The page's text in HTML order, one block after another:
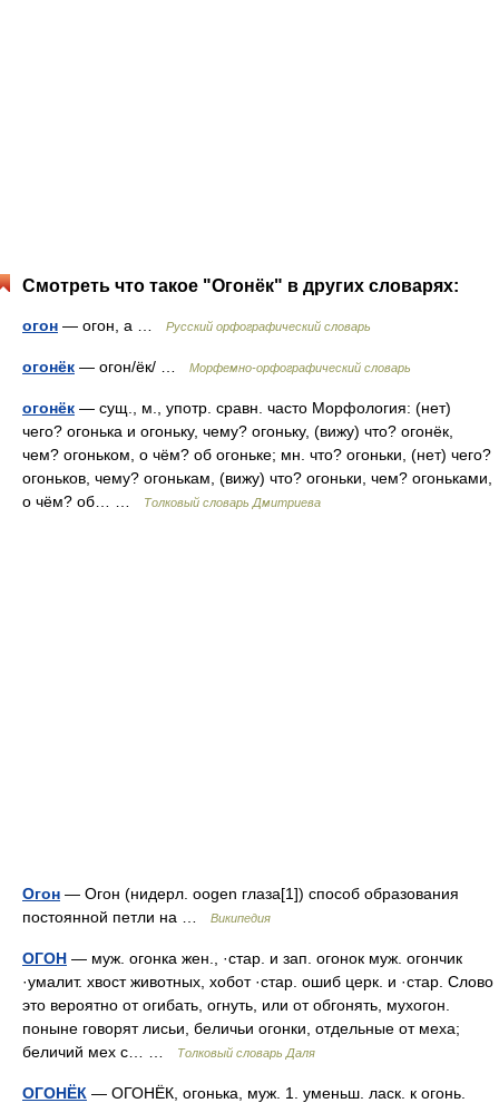
Смотреть что такое "Огонёк" в других словарях:
огон — огон, а … Русский орфографический словарь
огонёк — огон/ёк/ … Морфемно-орфографический словарь
огонёк — сущ., м., употр. сравн. часто Морфология: (нет)
чего? огонька и огоньку, чему? огоньку, (вижу) что? огонёк,
чем? огоньком, о чём? об огоньке; мн. что? огоньки, (нет) чего?
огоньков, чему? огонькам, (вижу) что? огоньки, чем? огоньками,
о чём? об… …
Толковый словарь Дмитриева
Огон — Огон (нидерл. oogen глаза[1]) способ образования
постоянной петли на …
Википедия
ОГОН — муж. огонка жен., ·стар. и зап. огонок муж. огончик
·умалит. хвост животных, хобот ·стар. ошиб церк. и ·стар. Слово
это вероятно от огибать, огнуть, или от обгонять, мухогон.
поныне говорят лисьи, беличьи огонки, отдельные от меха;
беличий мех с… …
Толковый словарь Даля
ОГОНЁК — ОГОНЁК, огонька, муж. 1. уменьш. ласк. к огонь.